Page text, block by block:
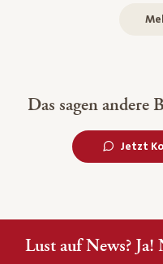
Das sagen andere
Jetzt
Lust auf News?